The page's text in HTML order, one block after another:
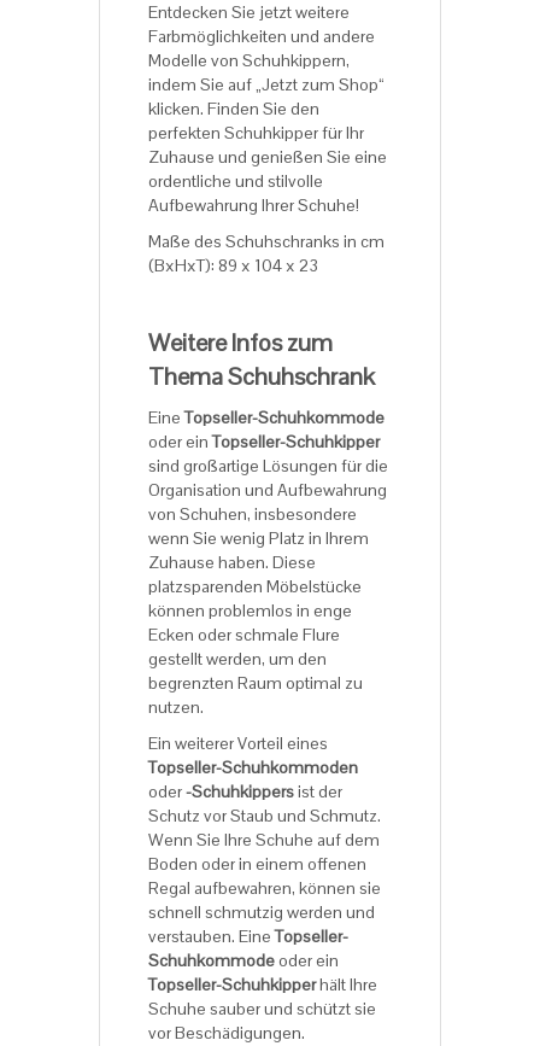
Entdecken Sie jetzt weitere
Farbmöglichkeiten und andere
Modelle von Schuhkippern,
indem Sie auf „Jetzt zum Shop“
klicken. Finden Sie den
perfekten Schuhkipper für Ihr
Zuhause und genießen Sie eine
ordentliche und stilvolle
Aufbewahrung Ihrer Schuhe!
Maße des Schuhschranks in cm
(BxHxT): 89 x 104 x 23
Weitere Infos zum
Thema Schuhschrank
EineTopseller-Schuhkommode
oder einTopseller-Schuhkipper
sind großartige Lösungen für die
Organisation und Aufbewahrung
von Schuhen, insbesondere
wenn Sie wenig Platz in Ihrem
Zuhause haben. Diese
platzsparenden Möbelstücke
können problemlos in enge
Ecken oder schmale Flure
gestellt werden, um den
begrenzten Raum optimal zu
nutzen.
Ein weiterer Vorteil eines
Topseller-Schuhkommoden
oder-Schuhkippersist der
Schutz vor Staub und Schmutz.
Wenn Sie Ihre Schuhe auf dem
Boden oder in einem offenen
Regal aufbewahren, können sie
schnell schmutzig werden und
verstauben. EineTopseller-
Schuhkommodeoder ein
Topseller-Schuhkipperhält Ihre
Schuhe sauber und schützt sie
vor Beschädigungen.